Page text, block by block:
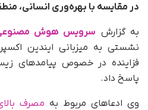
در مقایسه با بهره‌وری انسانی،
به گزارش سرویس هوش
نشستی به میزبانی ایندین
فزاینده در خصوص پیامدهای
پاسخ داد.
وی ادعاهای مربوط به مصرف